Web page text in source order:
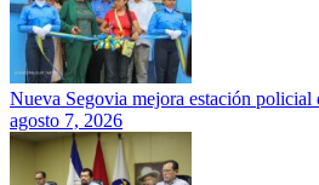
Nueva Segovia mejora estación policial
agosto 7, 2026